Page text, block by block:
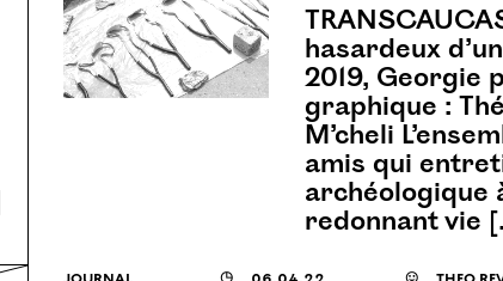
hasardeux
2019, Georgie
graphique :
M’cheli
amis qui
archéologique
redonnant vie